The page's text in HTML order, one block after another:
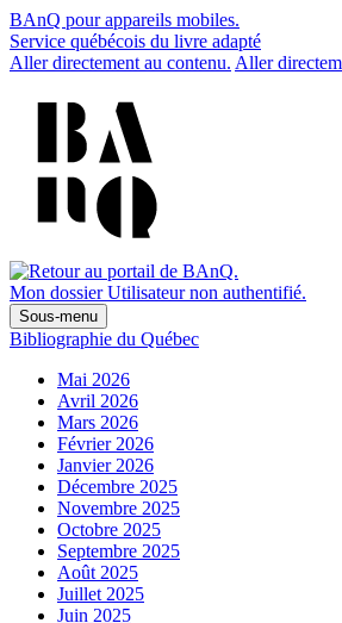
BAnQ pour appareils mobiles.
Service québécois du livre adapté
Aller directement au contenu. Aller
Mon dossier Utilisateur non authentifié.
Sous-menu
Bibliographie du Québec
Mai 2026
Avril 2026
Mars 2026
Février 2026
Janvier 2026
Décembre 2025
Novembre 2025
Octobre 2025
Septembre 2025
Août 2025
Juillet 2025
Juin 2025